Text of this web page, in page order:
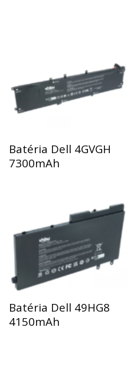
Batéria Dell 4GVGH
7300mAh
Batéria Dell 49HG8
4150mAh